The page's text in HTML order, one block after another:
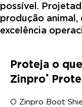
possível.
produção animal,
excelência
Proteja o
Zinpro®
O Zinpro Boot